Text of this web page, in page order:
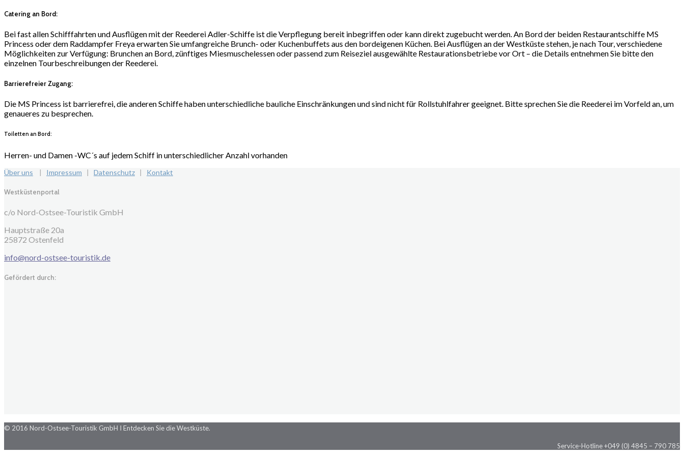
Catering an Bord:
Bei fast allen Schifffahrten und Ausflügen mit der Reederei Adler-Schiffe ist die Verpflegung bereit inbegriffen oder kann direkt zugebucht werden. An Bord der beiden Restaurantschiffe MS
Princess oder dem Raddampfer Freya erwarten Sie umfangreiche Brunch- oder Kuchenbuffets aus den bordeigenen Küchen. Bei Ausflügen an der Westküste stehen, je nach Tour, verschiedene
Möglichkeiten zur Verfügung: Brunchen an Bord, zünftiges Miesmuschelessen oder passend zum Reiseziel ausgewählte Restaurationsbetriebe vor Ort – die Details entnehmen Sie bitte den
einzelnen Tourbeschreibungen der Reederei.
Barrierefreier Zugang:
Die MS Princess ist barrierefrei, die anderen Schiffe haben unterschiedliche bauliche Einschränkungen und sind nicht für Rollstuhlfahrer geeignet. Bitte sprechen Sie die Reederei im Vorfeld an, um
genaueres zu besprechen.
Toiletten an Bord:
Herren- und Damen -WC´s auf jedem Schiff in unterschiedlicher Anzahl vorhanden
Über uns | Impressum | Datenschutz | Kontakt
Westküstenportal
c/o Nord-Ostsee-Touristik GmbH
Hauptstraße 20a
25872 Ostenfeld
info@nord-ostsee-touristik.de
Gefördert durch:
© 2016 Nord-Ostsee-Touristik GmbH I Entdecken Sie die Westküste.
Service-Hotline +049 (0) 4845 – 790 785